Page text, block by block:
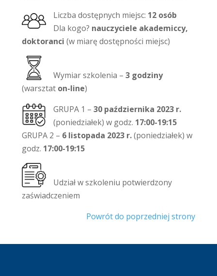
Liczba dostępnych miejsc: 12 osób
Dla kogo? nauczyciele akademiccy,
doktoranci (w miarę dostępności miejsc)
Wymiar szkolenia – 3 godziny
(warsztat on-line)
GRUPA 1 – 30 października 2023 r.
(poniedziałek) w godz. 17:00-19:15
GRUPA 2 – 6 listopada 2023 r.(poniedziałek) w
godz. 17:00-19:15
Udział w szkoleniu potwierdzony
zaświadczeniem
Powrót do poprzedniej strony